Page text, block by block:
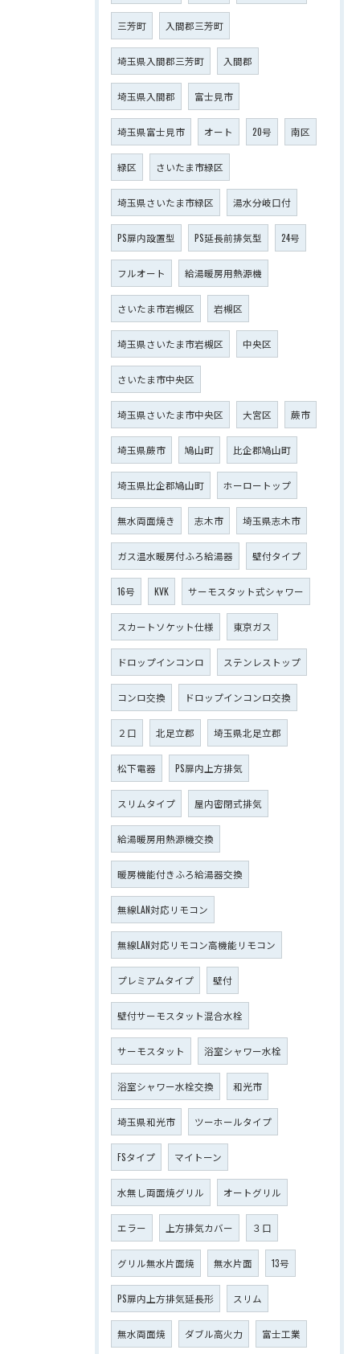
三芳町 入間郡三芳町
埼玉県入間郡三芳町 入間郡
埼玉県入間郡 富士見市
埼玉県富士見市 オート 20号 南区
緑区 さいたま市緑区
埼玉県さいたま市緑区 湯水分岐口付
PS扉内設置型 PS延長前排気型 24号
フルオート 給湯暖房用熱源機
さいたま市岩槻区 岩槻区
埼玉県さいたま市岩槻区 中央区
さいたま市中央区
埼玉県さいたま市中央区 大宮区 蕨市
埼玉県蕨市 鳩山町 比企郡鳩山町
埼玉県比企郡鳩山町 ホーロートップ
無水両面焼き 志木市 埼玉県志木市
ガス温水暖房付ふろ給湯器 壁付タイプ
16号 KVK サーモスタット式シャワー
スカートソケット仕様 東京ガス
ドロップインコンロ ステンレストップ
コンロ交換 ドロップインコンロ交換
２口 北足立郡 埼玉県北足立郡
松下電器 PS扉内上方排気
スリムタイプ 屋内密閉式排気
給湯暖房用熱源機交換
暖房機能付きふろ給湯器交換
無線LAN対応リモコン
無線LAN対応リモコン高機能リモコン
プレミアムタイプ 壁付
壁付サーモスタット混合水栓
サーモスタット 浴室シャワー水栓
浴室シャワー水栓交換 和光市
埼玉県和光市 ツーホールタイプ
FSタイプ マイトーン
水無し両面焼グリル オートグリル
エラー 上方排気カバー ３口
グリル無水片面焼 無水片面 13号
PS扉内上方排気延長形 スリム
無水両面焼 ダブル高火力 富士工業